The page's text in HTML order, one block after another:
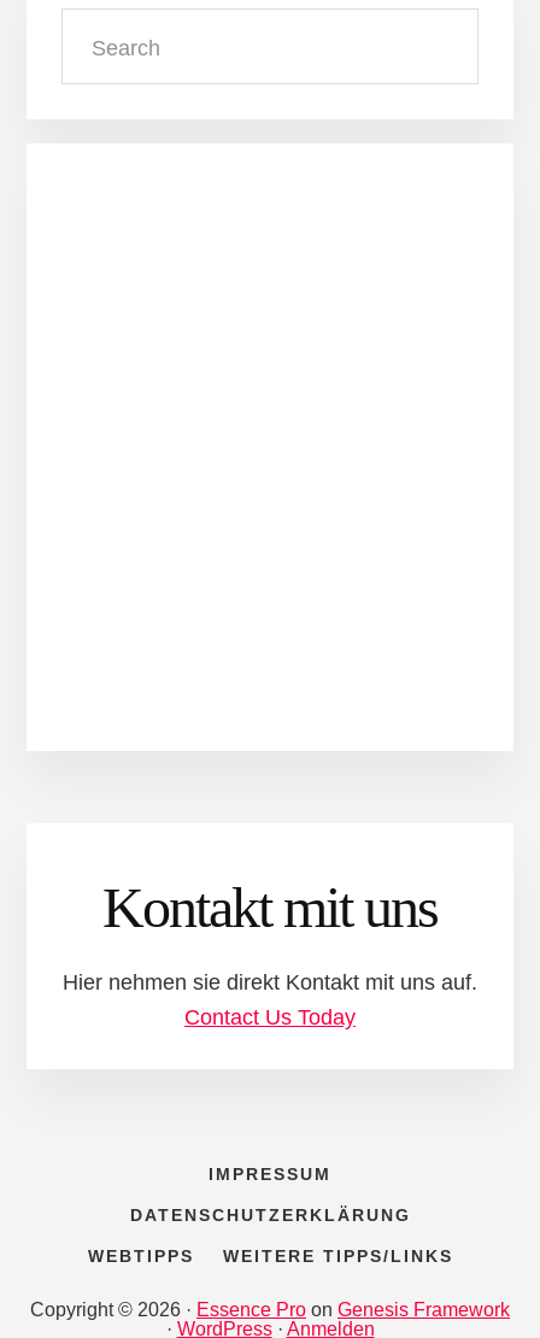
Kontakt mit uns
Hier nehmen sie direkt Kontakt mit uns auf.
Contact Us Today
IMPRESSUM
DATENSCHUTZERKLÄRUNG
WEBTIPPS WEITERE TIPPS/LINKS
Copyright © 2026 · Essence Pro on Genesis Framework
· WordPress· Anmelden